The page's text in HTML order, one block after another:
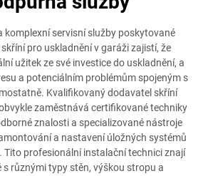
komplexní servisní služby poskytované
pro uskladnění v garáži zajistí, že
užitek ze své investice do uskladnění, a
a potenciálním problémům spojeným s
Kvalifikovaný dodavatel skříní
zaměstnává certifikované techniky
znalosti a specializované nástroje
a nastavení úložných systémů
Tito profesionální instalační technici znají
s různými typy stěn, výškou stropu a